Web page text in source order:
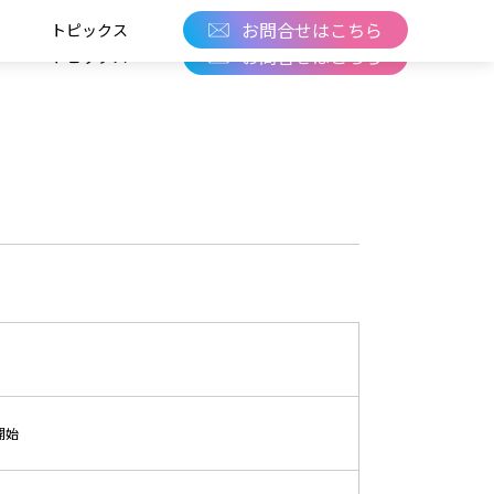
サービスサイト ENGLISH
トピックス お問合せはこちら
トピックス お問合せはこちら
始